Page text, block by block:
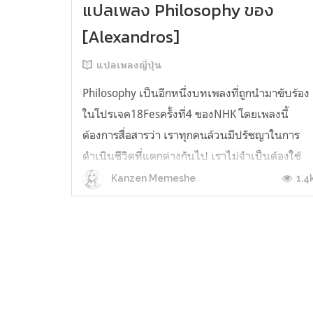
แปลเพลง Philosophy ของ
[Alexandros]
แปลเพลงญี่ปุ่น
Philosophy เป็นอีกหนึ่งบทเพลงที่ถูกนำมาขับร้อง
ในโปรเจค18Fesครั้งที่4 ของNHK โดยเพลงนี้
ต้องการสื่อสารว่า เราทุกคนล้วนมีปรัชญาในการ
ดำเนินชีวิตที่แตกต่างกันไป เราไม่จำเป็นต้องใช้
ชีวิตตามแบบที่คนในสังคมบอกว่าดี เพราะเราแตก
ต่าง เราจึงงดงาม เพลง:Philosophyเนื้อร้อง &
Kanzen Memeshe